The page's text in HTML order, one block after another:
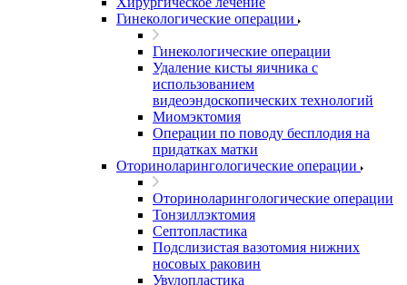
Гинекологические операции
Гинекологические операции
Удаление кисты яичника с
использованием
видеоэндоскопических технологий
Миомэктомия
Операции по поводу бесплодия на
придатках матки
Оториноларингологические операции
Оториноларингологические операции
Тонзиллэктомия
Септопластика
Подслизистая вазотомия нижних
носовых раковин
Увулопластика